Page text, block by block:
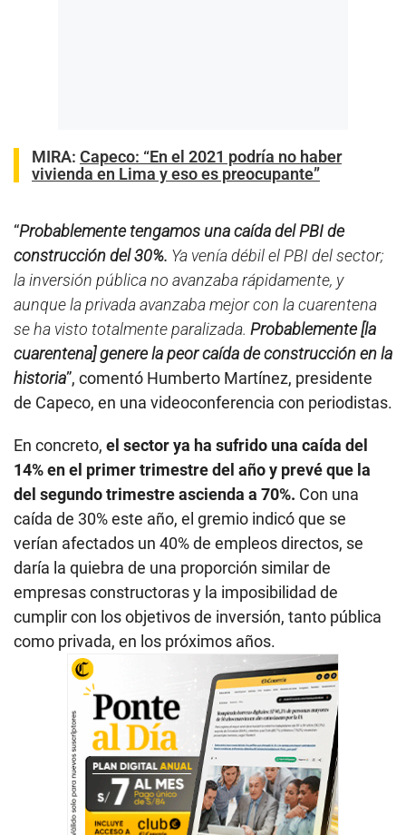
MIRA: Capeco: “En el 2021 podría no haber
vivienda en Lima y eso es preocupante”
“Probablemente tengamos una caída del PBI de
construcción del 30%. Ya venía débil el PBI del sector;
la inversión pública no avanzaba rápidamente, y
aunque la privada avanzaba mejor con la cuarentena
se ha visto totalmente paralizada. Probablemente [la
cuarentena] genere la peor caída de construcción en la
historia”, comentó Humberto Martínez, presidente
de Capeco, en una videoconferencia con periodistas.
En concreto, el sector ya ha sufrido una caída del
14% en el primer trimestre del año y prevé que la
del segundo trimestre ascienda a 70%. Con una
caída de 30% este año, el gremio indicó que se
verían afectados un 40% de empleos directos, se
daría la quiebra de una proporción similar de
empresas constructoras y la imposibilidad de
cumplir con los objetivos de inversión, tanto pública
como privada, en los próximos años.